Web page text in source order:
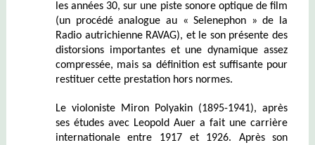
les années 30,sur une piste sonore optique de film
(un procédé analogue au « Selenephon » de la
Radio autrichienne RAVAG), et le son présente des
distorsions importantes et une dynamique assez
compressée, mais sa définition est suffisante pour
restituer cette prestation hors normes.
Le violoniste Miron Polyakin (1895-1941), après
ses études avec Leopold Auer a fait une carrière
internationale entre 1917 et 1926. Après son